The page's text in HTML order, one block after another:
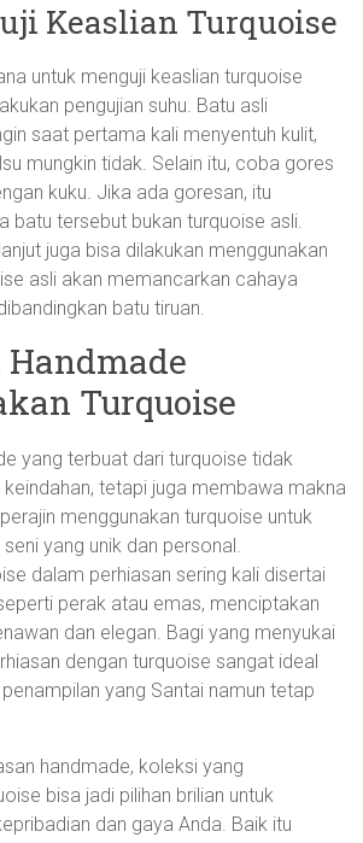
Keaslian Turquoise
untuk menguji keaslian turquoise
pengujian suhu. Batu asli
saat pertama kali menyentuh kulit,
mungkin tidak. Selain itu, coba gores
kuku. Jika ada goresan, itu
batu tersebut bukan turquoise asli.
juga bisa dilakukan menggunakan
asli akan memancarkan cahaya
batu tiruan.
Turquoise
yang terbuat dari turquoise tidak
tetapi juga membawa makna
menggunakan turquoise untuk
yang unik dan personal.
dalam perhiasan sering kali disertai
perak atau emas, menciptakan
dan elegan. Bagi yang menyukai
dengan turquoise sangat ideal
yang Santai namun tetap
handmade, koleksi yang
bisa jadi pilihan brilian untuk
dan gaya Anda. Baik itu